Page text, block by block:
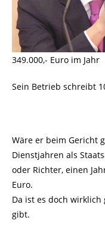
349.000,- Euro im Jahr
Sein Betrieb schreibt
Wäre er beim Gericht
Dienstjahren als
oder Richter, einen
Euro.
Da ist es doch wirklich
gibt.